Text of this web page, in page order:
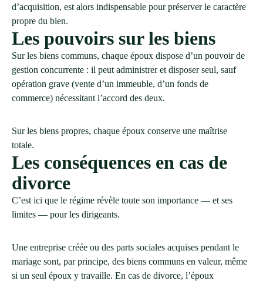
d’acquisition, est alors indispensable pour préserver le caractère
propre du bien.
Les pouvoirs sur les biens
Sur les biens communs, chaque époux dispose d’un pouvoir de
gestion concurrente : il peut administrer et disposer seul, sauf
opération grave (vente d’un immeuble, d’un fonds de
commerce) nécessitant l’accord des deux.
Sur les biens propres, chaque époux conserve une maîtrise
totale.
Les conséquences en cas de
divorce
C’est ici que le régime révèle toute son importance — et ses
limites — pour les dirigeants.
Une entreprise créée ou des parts sociales acquises pendant le
mariage sont, par principe, des biens communs en valeur, même
si un seul époux y travaille. En cas de divorce, l’époux